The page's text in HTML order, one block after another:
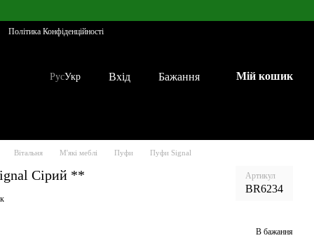
Політика Конфіденційності
РусУкр Вхід Бажання Мій кошик
Вітальня М'які меблі Пуфи Пуфи Signal
Сірий ** Артикул
BR6234
В бажання